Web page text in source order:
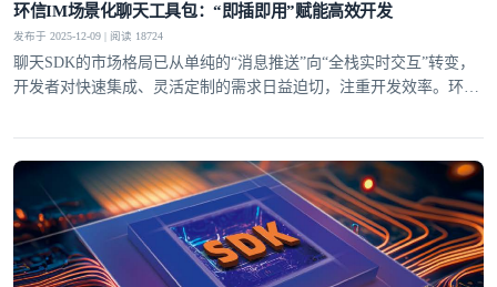
环信IM场景化聊天工具包：“即插即用”赋能高效开发
发布于 2025-12-09 | 阅读 18724
聊天SDK的市场格局已从单纯的“消息推送”向“全栈实时交互”转变，
开发者对快速集成、灵活定制的需求日益迫切，注重开发效率。环信
面覆盖，让开发者无需从零构建，轻松打造贴合业务的聊天场景。